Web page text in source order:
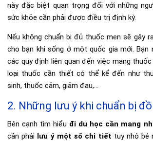
này đặc biệt quan trọng đối với những
sức khỏe cần phải được điều trị định kỳ.
Nếu không chuẩn bị đủ thuốc men sẽ gây
cho bạn khi sống ở một quốc gia mới. Bạn
các quy định liên quan đến việc mang thuốc
loại thuốc cần thiết có thể kể đến như
sinh, thuốc cảm, giảm đau,…
2. Những lưu ý khi chuẩn bị
Bên cạnh tìm hiểu đi du học cần mang
cần phải lưu ý một số chi tiết tuy nhỏ bé